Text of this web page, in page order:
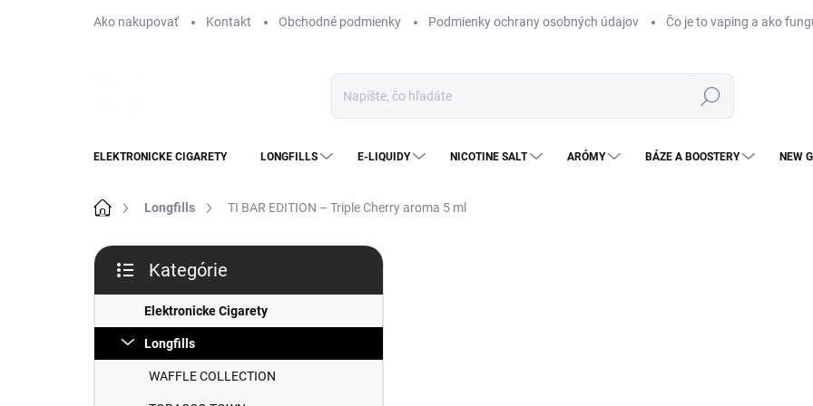
Ako nakupovať Kontakt Obchodné podmienky Podmienky ochrany osobných údajov Čo je to vaping a ako
Hľadať
ELEKTRONICKE CIGARETY LONGFILLS E-LIQUIDY NICOTINE SALT ARÓMY BÁZE A BOOSTERY NEW
DomovLongfills TI BAR EDITION – Triple Cherry aroma 5 ml
B
č
ý
p
kategórie
Kategórie
Elektronicke Cigarety
Longfills
WAFFLE COLLECTION